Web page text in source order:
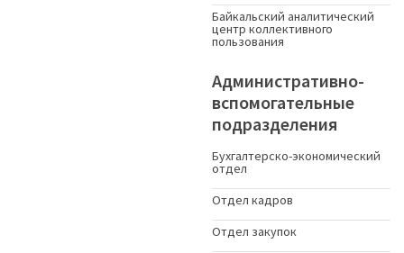
Байкальский аналитический
центр коллективного
пользования
Административно-
вспомогательные
подразделения
Бухгалтерско-экономический
отдел
Отдел кадров
Отдел закупок